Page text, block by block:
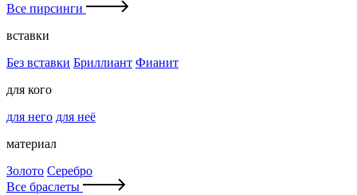
Все пирсинги
вставки
Без вставки Бриллиант Фианит
для кого
для него для неё
материал
Золото Серебро
Все браслеты